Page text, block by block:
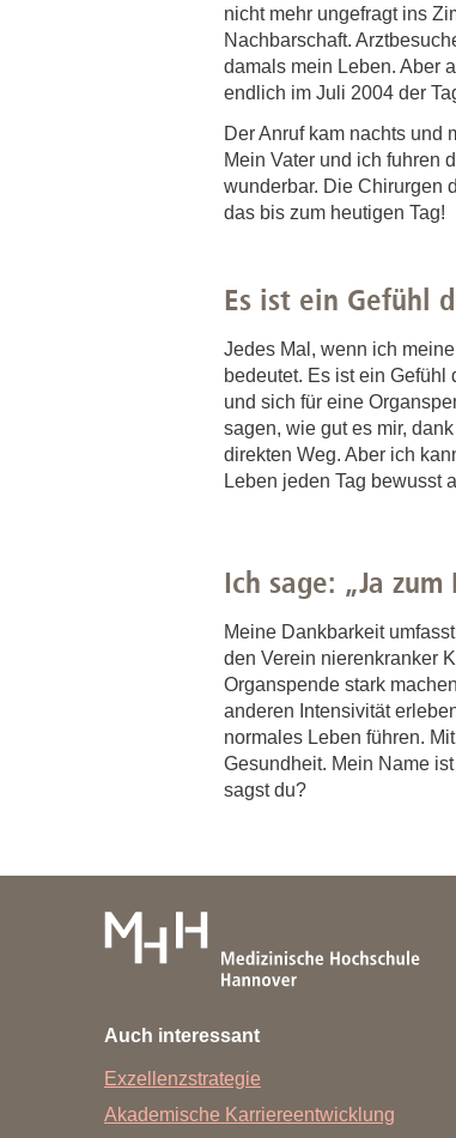
nicht mehr ungefragt ins
Nachbarschaft.
damals mein Leben. Aber
endlich im Juli 2004 der
Der Anruf kam nachts und
Mein Vater und ich fuhren
wunderbar. Die Chirurgen
das bis zum heutigen Tag!
Es ist ein Gefühl
Jedes Mal, wenn ich
bedeutet. Es ist ein
und sich für eine
sagen, wie gut es mir,
direkten Weg. Aber ich
Leben jeden Tag bewusst
Ich sage: „Ja
Meine Dankbarkeit
den Verein nierenkranker
Organspende stark
anderen Intensivität
normales Leben führen.
Gesundheit. Mein Name
sagst du?
Auch interessant
Exzellenzstrategie
Akademische Karriereentwicklung